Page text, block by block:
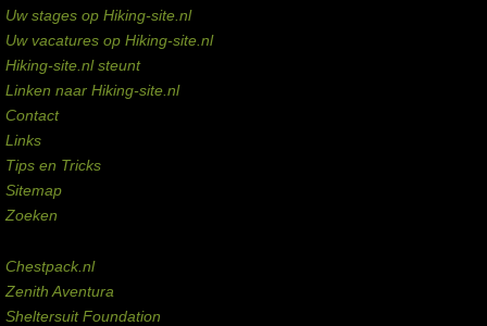
Uw stages op Hiking-site.nl
Uw vacatures op Hiking-site.nl
Hiking-site.nl steunt
Linken naar Hiking-site.nl
Contact
Links
Tips en Tricks
Sitemap
Zoeken
Chestpack.nl
Zenith Aventura
Sheltersuit Foundation